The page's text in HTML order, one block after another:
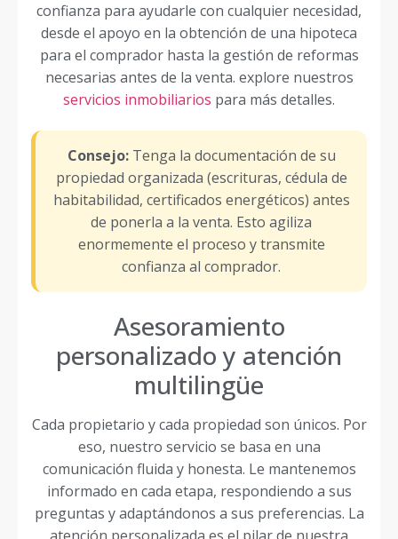
confianza para ayudarle con cualquier necesidad,
desde el apoyo en la obtención de una hipoteca
para el comprador hasta la gestión de reformas
necesarias antes de la venta. explore nuestros
servicios inmobiliarios para más detalles.
Consejo:Tenga la documentación de su
propiedad organizada (escrituras, cédula de
habitabilidad, certificados energéticos) antes
de ponerla a la venta. Esto agiliza
enormemente el proceso y transmite
confianza al comprador.
Asesoramiento
personalizado y atención
multilingüe
Cada propietario y cada propiedad son únicos. Por
eso, nuestro servicio se basa en una
comunicación fluida y honesta. Le mantenemos
informado en cada etapa, respondiendo a sus
preguntas y adaptándonos a sus preferencias. La